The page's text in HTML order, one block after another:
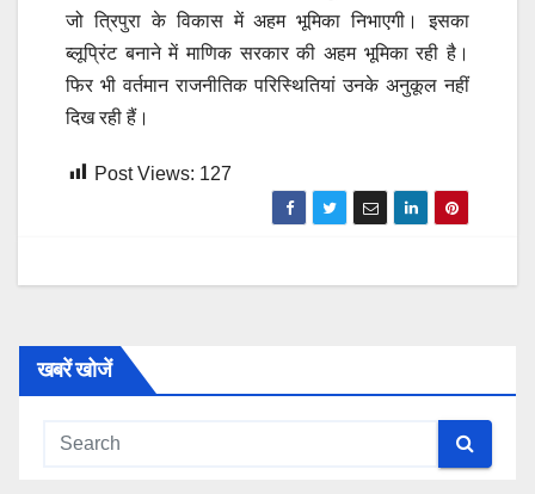
जो त्रिपुरा के विकास में अहम भूमिका निभाएगी। इसका
ब्लूप्रिंट बनाने में माणिक सरकार की अहम भूमिका रही है।
फिर भी वर्तमान राजनीतिक परिस्थितियां उनके अनुकूल नहीं
दिख रही हैं।
Post Views: 127
खबरें खोजें